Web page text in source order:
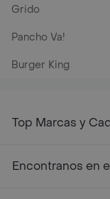
Grido
Pancho Va!
Burger King
Top Marcas y
Encontranos en